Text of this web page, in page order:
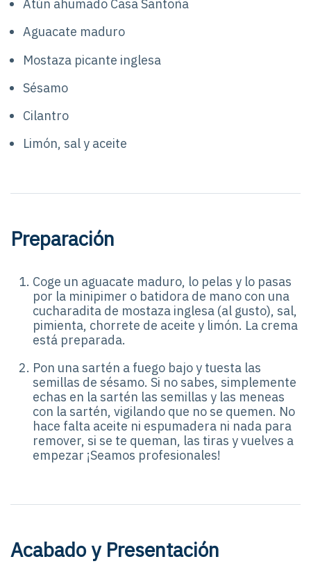
Atún ahumado Casa Santoña
Aguacate maduro
Mostaza picante inglesa
Sésamo
Cilantro
Limón, sal y aceite
Preparación
Coge un aguacate maduro, lo pelas y lo pasas
por la minipimer o batidora de mano con una
cucharadita de mostaza inglesa (al gusto), sal,
pimienta, chorrete de aceite y limón. La crema
está preparada.
Pon una sartén a fuego bajo y tuesta las
semillas de sésamo. Si no sabes, simplemente
echas en la sartén las semillas y las meneas
con la sartén, vigilando que no se quemen. No
hace falta aceite ni espumadera ni nada para
remover, si se te queman, las tiras y vuelves a
empezar ¡Seamos profesionales!
Acabado y Presentación